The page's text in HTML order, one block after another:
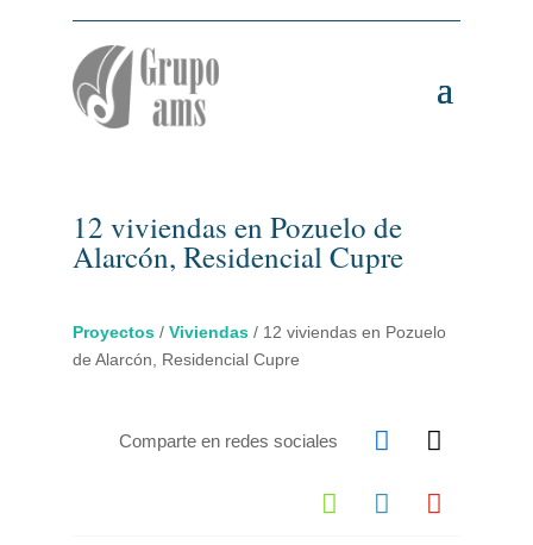
12 viviendas en Pozuelo de
Alarcón, Residencial Cupre
Proyectos/ Viviendas/ 12 viviendas en Pozuelo
de Alarcón, Residencial Cupre
Comparte en redes sociales  
  